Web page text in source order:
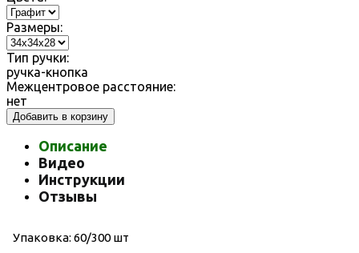
Размеры:
Тип ручки:
ручка-кнопка
Межцентровое расстояние:
нет
Добавить в корзину
Описание
Видео
Инструкции
Отзывы
Упаковка: 60/300 шт